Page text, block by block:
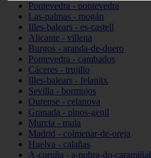
Pontevedra - pontevedra
Las-palmas - mogán
Illes-balears - es-castell
Alicante - villena
Burgos - aranda-de-duero
Pontevedra - cambados
Cáceres - trujillo
Illes-balears - felanitx
Sevilla - bormujos
Ourense - celanova
Granada - pinos-genil
Murcia - mula
Madrid - colmenar-de-oreja
Huelva - calañas
A-coruña - a-pobra-do-caramiñal